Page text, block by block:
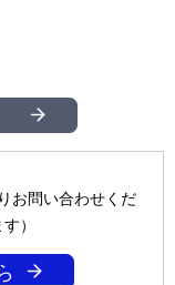
お問い合わせくだ
）